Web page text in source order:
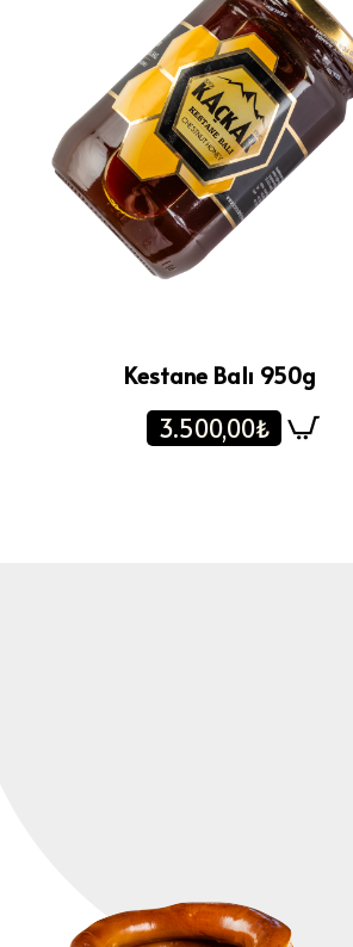
Kestane Balı 950g
3.500,00₺